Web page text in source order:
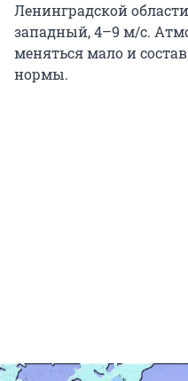
Ленинградской
западный, 4–9 м/с.
меняться мало и
нормы.